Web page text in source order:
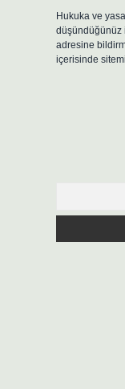
Hukuka ve
düşündüğünüz
adresine
içerisinde